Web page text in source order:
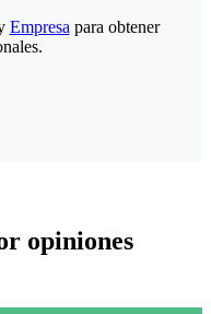
Empresa para obtener
opiniones